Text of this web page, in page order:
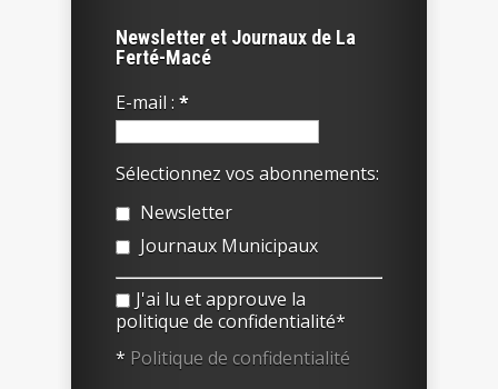
Newsletter et Journaux de La
Ferté-Macé
E-mail : *
Sélectionnez vos abonnements:
Newsletter
Journaux Municipaux
J'ai lu et approuve la
politique de confidentialité*
* Politique de confidentialité